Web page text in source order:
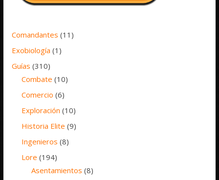
Comandantes (11)
Exobiología (1)
Guías (310)
Combate (10)
Comercio (6)
Exploración (10)
Historia Elite (9)
Ingenieros (8)
Lore (194)
Asentamientos (8)